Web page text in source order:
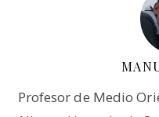
Profesor de Medio